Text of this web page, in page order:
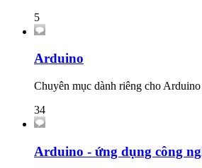
5
Arduino
Chuyên mục dành riêng cho
34
Arduino - ứng dụng công